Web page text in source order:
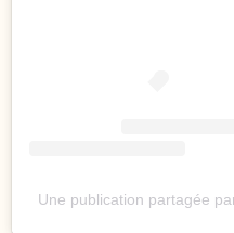
Une publication partagée